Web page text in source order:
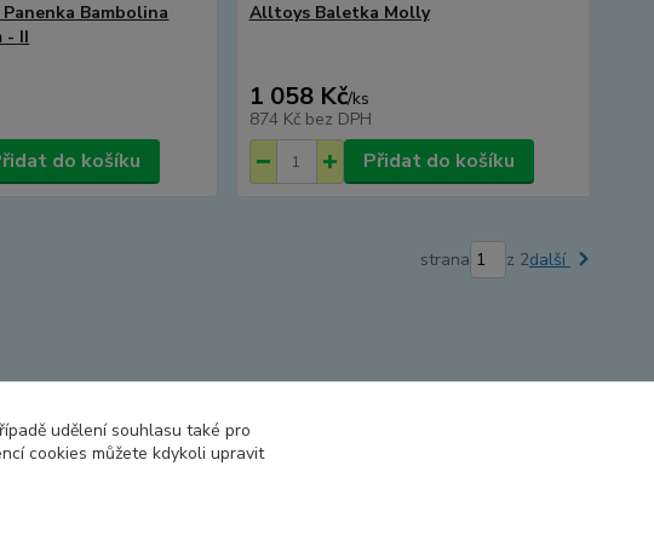
Bambolina
- II
do košíku
Alltoys Baletka Molly
1 058 Kč/ks
874 Kč bez DPH
Přidat do košíku
strana z 2další
udělení souhlasu také pro
cookies můžete kdykoli upravit